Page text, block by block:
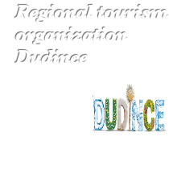
Regional tourism
organization
Dudince